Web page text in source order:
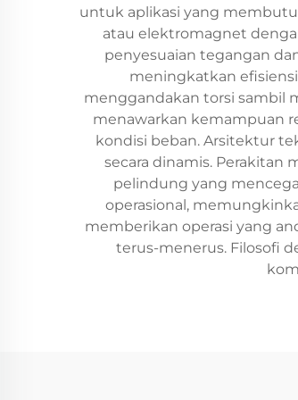
untuk aplikasi yang
atau elektromagnet
penyesuaian tegangan
meningkatkan
menggandakan torsi sambil
menawarkan kemampuan
kondisi beban. Arsitektur
secara dinamis. Perakitan
pelindung yang
operasional,
memberikan operasi yang
terus-menerus. Filosofi